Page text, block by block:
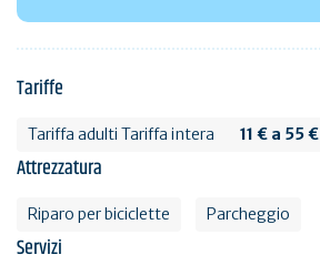
Tariffe
Tariffa adulti Tariffa intera 11 € a 55 €
Attrezzatura
Riparo per biciclette Parcheggio
Servizi